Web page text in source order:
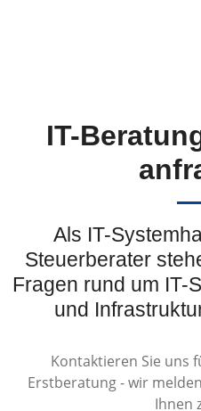
IT-
Als IT-
Steuerberater
Fragen rund um IT-
und
Kontaktieren Sie uns
Erstberatung - wir
Ihnen